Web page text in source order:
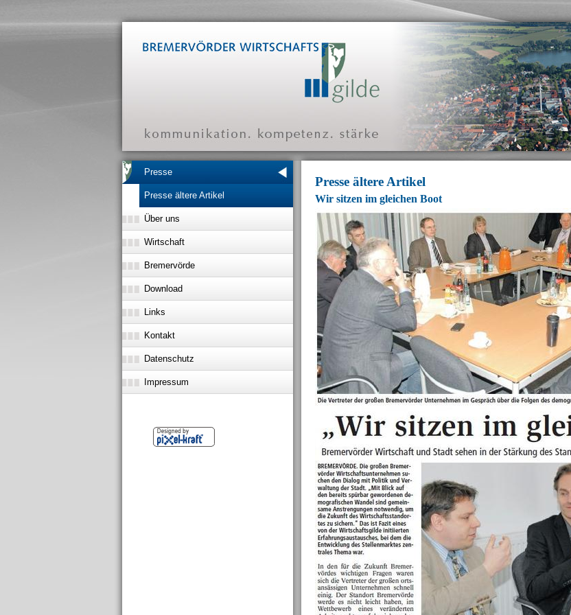
Presse ältere Artikel
Wir sitzen im gleichen Boot
Presse
Presse ältere Artikel
Über uns
Wirtschaft
Bremervörde
Download
Links
Kontakt
Datenschutz
Impressum